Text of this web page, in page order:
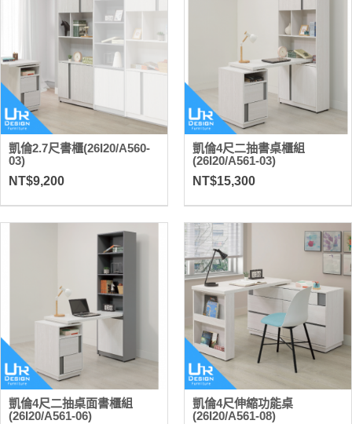
凱倫2.7尺書櫃(26I20/A560-
03)
NT$9,200
凱倫4尺二抽書桌櫃組
(26I20/A561-03)
NT$15,300
凱倫4尺二抽桌面書櫃組
(26I20/A561-06)
凱倫4尺伸縮功能桌
(26I20/A561-08)